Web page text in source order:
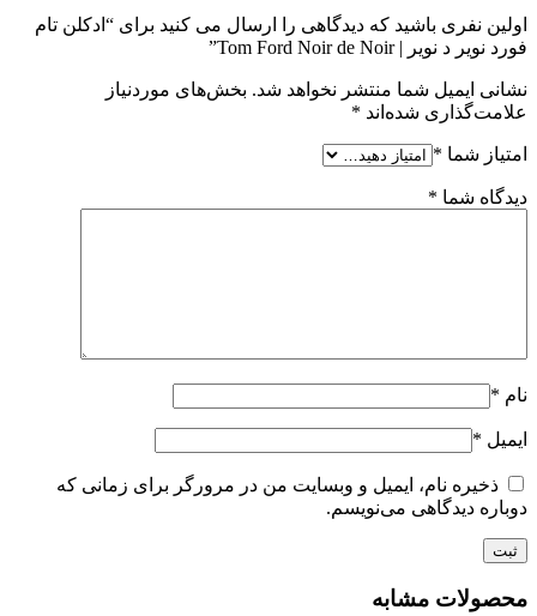
اولین نفری باشید که دیدگاهی را ارسال می کنید برای “ادکلن تام
فورد نویر د نویر | Tom Ford Noir de Noir”
نشانی ایمیل شما منتشر نخواهد شد. بخش‌های موردنیاز
علامت‌گذاری شده‌اند *
امتیاز شما *
دیدگاه شما *
نام *
ایمیل *
ذخیره نام، ایمیل و وبسایت من در مرورگر برای زمانی که
دوباره دیدگاهی می‌نویسم.
محصولات مشابه